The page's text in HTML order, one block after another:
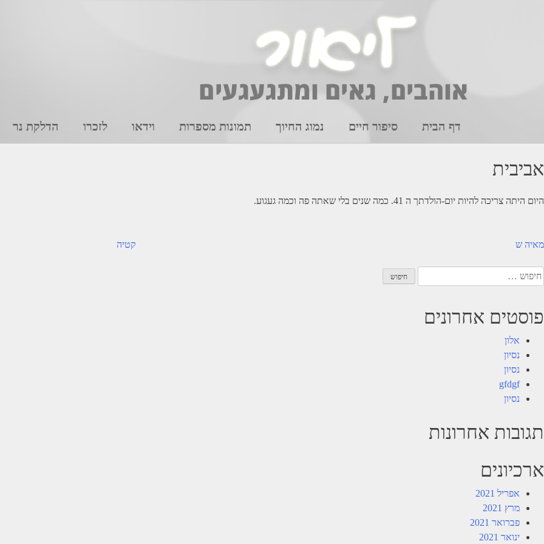
דף הבית סיפור חיים נמוג החיוך תמונות מספרות וידאו לזכרו הדלקת נר
אביבית
היום היתה צריכה להיות יום-הולדתך ה 41. כמה שנים בלי שאתה פה וכמה געגוע.
ניווט קטיה מאיה ש
חיפוש:
פוסטים אחרונים
אלון
נסיון
נסיון
gfdgf
נסיון
תגובות אחרונות
ארכיונים
אפריל 2021
מרץ 2021
פברואר 2021
ינואר 2021